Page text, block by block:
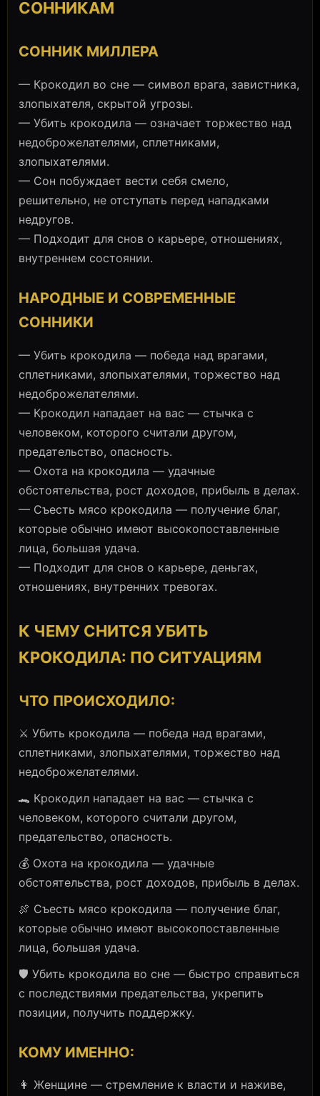
СОННИКАМ
СОННИК МИЛЛЕРА
— Крокодил во сне — символ врага, завистника,
злопыхателя, скрытой угрозы.
— Убить крокодила — означает торжество над
недоброжелателями, сплетниками,
злопыхателями.
— Сон побуждает вести себя смело,
решительно, не отступать перед нападками
недругов.
— Подходит для снов о карьере, отношениях,
внутреннем состоянии.
НАРОДНЫЕ И СОВРЕМЕННЫЕ
СОННИКИ
— Убить крокодила — победа над врагами,
сплетниками, злопыхателями, торжество над
недоброжелателями.
— Крокодил нападает на вас — стычка с
человеком, которого считали другом,
предательство, опасность.
— Охота на крокодила — удачные
обстоятельства, рост доходов, прибыль в делах.
— Съесть мясо крокодила — получение благ,
которые обычно имеют высокопоставленные
лица, большая удача.
— Подходит для снов о карьере, деньгах,
отношениях, внутренних тревогах.
К ЧЕМУ СНИТСЯ УБИТЬ
КРОКОДИЛА: ПО СИТУАЦИЯМ
ЧТО ПРОИСХОДИЛО:
⚔️ Убить крокодила — победа над врагами,
сплетниками, злопыхателями, торжество над
недоброжелателями.
🐊 Крокодил нападает на вас — стычка с
человеком, которого считали другом,
предательство, опасность.
💰 Охота на крокодила — удачные
обстоятельства, рост доходов, прибыль в делах.
🍖 Съесть мясо крокодила — получение благ,
которые обычно имеют высокопоставленные
лица, большая удача.
🛡️ Убить крокодила во сне — быстро справиться
с последствиями предательства, укрепить
позиции, получить поддержку.
КОМУ ИМЕННО:
👩 Женщине — стремление к власти и наживе,